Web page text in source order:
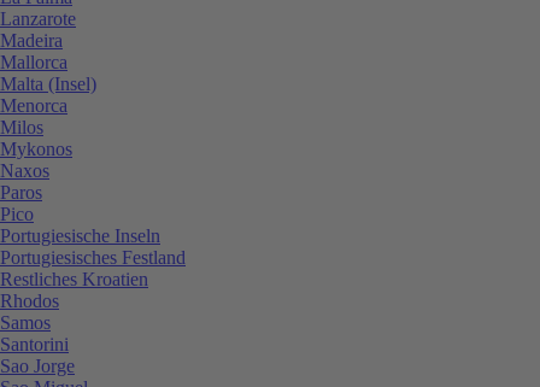
Lanzarote
Madeira
Mallorca
Malta (Insel)
Menorca
Milos
Mykonos
Naxos
Paros
Pico
Portugiesische Inseln
Portugiesisches Festland
Restliches Kroatien
Rhodos
Samos
Santorini
Sao Jorge